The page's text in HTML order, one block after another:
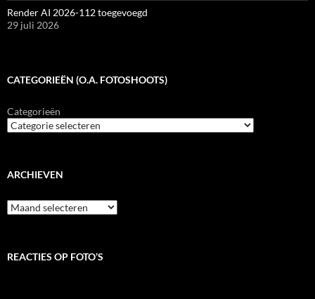
Render AI 2026-112 toegevoegd
29 juli 2026
CATEGORIEËN (O.A. FOTOSHOOTS)
Categorieën
ARCHIEVEN
Archieven
REACTIES OP FOTO’S